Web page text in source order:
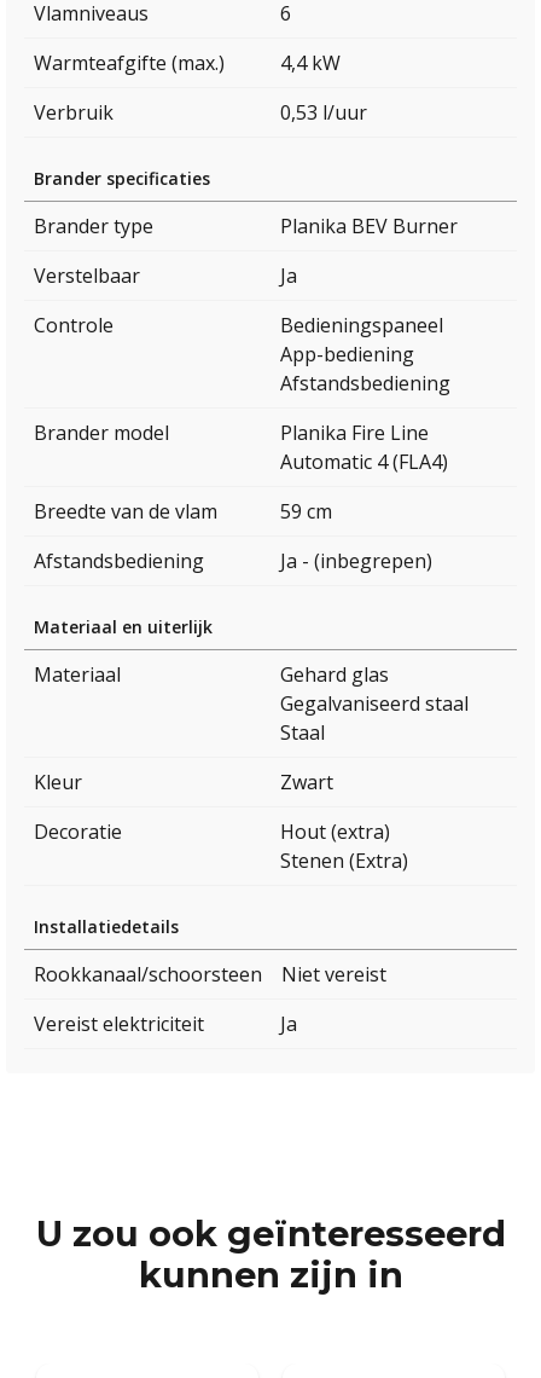
Vlamniveaus
6
Warmteafgifte (max.)
4,4 kW
Verbruik
0,53 l/uur
Brander specificaties
Brander type
Planika BEV Burner
Verstelbaar
Ja
Controle
Bedieningspaneel
App-bediening
Afstandsbediening
Brander model
Planika Fire Line
Automatic 4 (FLA4)
Breedte van de vlam
59 cm
Afstandsbediening
Ja - (inbegrepen)
Materiaal en uiterlijk
Materiaal
Gehard glas
Gegalvaniseerd staal
Staal
Kleur
Zwart
Decoratie
Hout (extra)
Stenen (Extra)
Installatiedetails
Rookkanaal/schoorsteen
Niet vereist
Vereist elektriciteit
Ja
U zou ook geïnteresseerd
kunnen zijn in